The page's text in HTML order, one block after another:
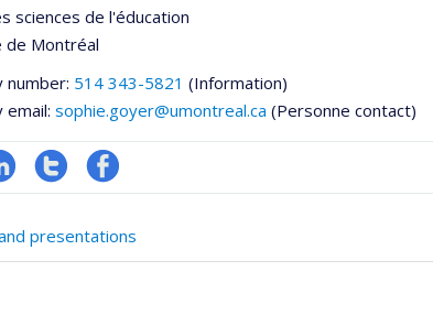
sciences de l'éducation
de Montréal
number: 514 343-5821 (Information)
email: sophie.goyer@umontreal.ca (Personne contact)
CompteProfil
presentations